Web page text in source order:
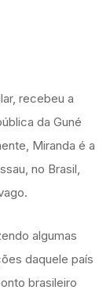
recebeu a
da Guné
Miranda é a
no Brasil,
algumas
daquele país
brasileiro